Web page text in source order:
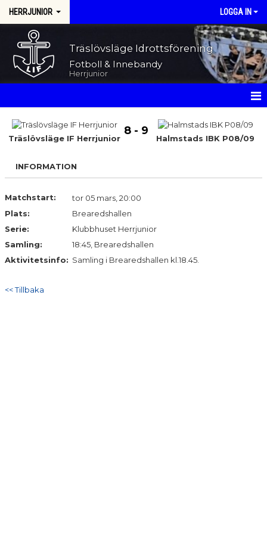
HERRJUNIOR LOGGA IN
Träslövsläge Idrottsförening
Fotboll & Innebandy
Herrjunior
HEM
KALENDER
MATCHER
BILDGALLERI
Träslövsläge IF Herrjunior
8 - 9
Halmstads IBK P08/09
INFORMATION
Matchstart:
tor 05 mars, 20:00
Plats:
Brearedshallen
Serie:
Klubbhuset Herrjunior
Samling:
18:45, Brearedshallen
Aktivitetsinfo: Samling i Brearedshallen kl.18.45.
<< Tillbaka